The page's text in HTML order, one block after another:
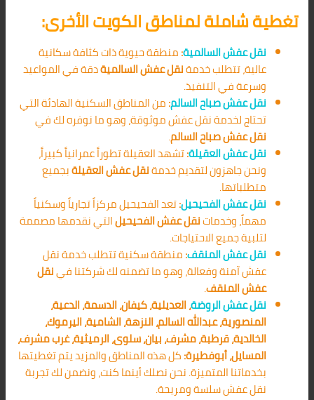
تغطية شاملة لمناطق الكويت الأخرى:
نقل عفش السالمية:منطقة حيوية ذات كثافة سكانية
عالية، تتطلب خدمةنقل عفش السالميةدقة في المواعيد
وسرعة في التنفيذ.
نقل عفش صباح السالم:من المناطق السكنية الهادئة التي
تحتاج لخدمة نقل عفش موثوقة، وهو ما نوفره لك في
نقل عفش صباح السالم.
نقل عفش العقيلة:تشهد العقيلة تطوراً عمرانياً كبيراً،
ونحن جاهزون لتقديم خدمةنقل عفش العقيلةبجميع
متطلباتها.
نقل عفش الفحيحيل:تعد الفحيحيل مركزاً تجارياً وسكنياً
مهماً، وخدماتنقل عفش الفحيحيلالتي نقدمها مصممة
لتلبية جميع الاحتياجات.
نقل عفش المنقف:منطقة سكنية تتطلب خدمة نقل
عفش آمنة وفعالة، وهو ما تضمنه لك شركتنا فينقل
عفش المنقف.
نقل عفش الروضة، العديلية، كيفان، الدسمة، الدعية،
المنصورية، عبدالله السالم، النزهة، الشامية، اليرموك،
الخالدية، قرطبة، مشرف، بيان، سلوى، الرميثية، غرب مشرف،
المسايل، أبوفطيرة:كل هذه المناطق والمزيد يتم تغطيتها
بخدماتنا المتميزة. نحن نصلك أينما كنت، ونضمن لك تجربة
نقل عفش سلسة ومريحة.